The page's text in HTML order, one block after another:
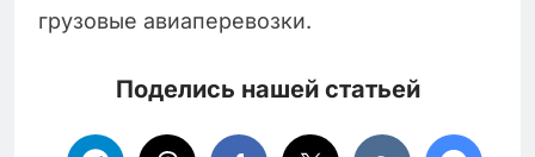
грузовые авиаперевозки.
Поделись нашей статьей